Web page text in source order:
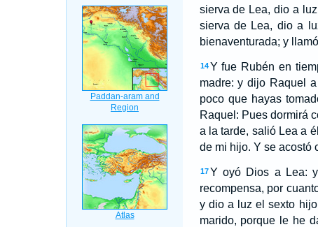
sierva de Lea, dio a
sierva de Lea, dio a
bienaventurada; y
14 Y fue Rubén en
madre: y dijo Raquel
poco que hayas
Raquel: Pues dormirá
a la tarde, salió Lea a
de mi hijo. Y se acostó
17 Y oyó Dios a Lea:
recompensa, por
y dio a luz el sexto
marido, porque le he